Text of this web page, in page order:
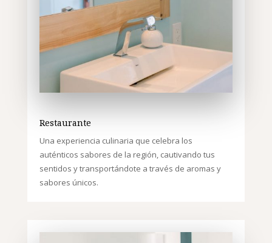
Restaurante
Una experiencia culinaria que celebra los
auténticos sabores de la región, cautivando tus
sentidos y transportándote a través de aromas y
sabores únicos.